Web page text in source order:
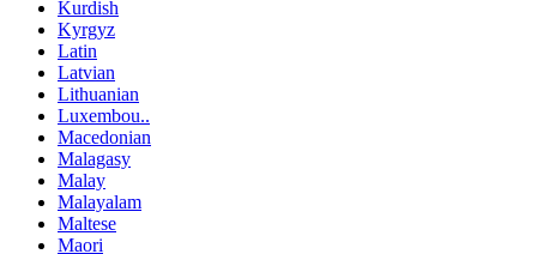
Kurdish
Kyrgyz
Latin
Latvian
Lithuanian
Luxembou..
Macedonian
Malagasy
Malay
Malayalam
Maltese
Maori